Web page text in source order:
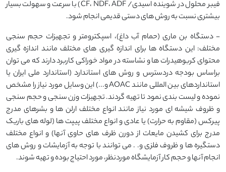
فیبر محلول در شوینده اسیدی/ CF، NDF، ADF) با سرعت و سهولت بسیار
بیشتری نسبت به روش های دستی قدیمی انجام شود.
- دستگاه بن ماری (حمام آب داغ)، اسپکترومتر و تجهیزات حجم سنجی
مختلف: این دستگاه ها برای اندازه گیری های مختلف مانند اندازه گیری
محتوای کربوهیدرات ها و نشاسته در مواد خوراکی کاربرد دارند که می توان
براساس بودجه دردسترس و روش های استاندارد (استاندارد ملی ایران یا
استانداردهای بین المللی مانند AOAC و...) این وسایل مورد نیاز را مشخص
نموده و لیست بندی نمود تا تهیه گردند. تجهیزات وزن سنجی و حجم سنجی
و ظروف شیشه ای مورد نیاز مانند انواع مختلف ارلن ها و بشرهای مدرج
پیرکس (مقاوم به حرارت) یا عادی و انواع مختلف پیپت ها (لوله های باریک
مدرج برای کشیدن مایعات از دورن ظرف های حاوی آنها) و انواع مختلف
دستگیره ها و ظروف فلزی و. . می توانند با توجه به آزمایشات و روش های
انجام آنها و حجم کار آزمایشگاه موردنظر، مورد احتیاج بوده و تهیه شوند.